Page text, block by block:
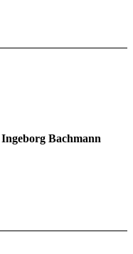
Bachmann